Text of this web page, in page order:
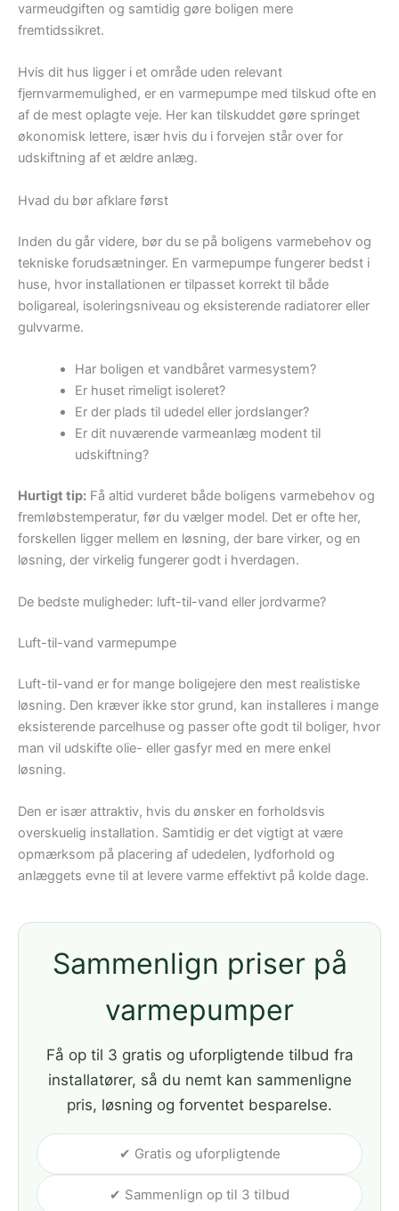
varmeudgiften og samtidig gøre boligen mere
fremtidssikret.
Hvis dit hus ligger i et område uden relevant
fjernvarmemulighed, er en varmepumpe med tilskud ofte en
af de mest oplagte veje. Her kan tilskuddet gøre springet
økonomisk lettere, især hvis du i forvejen står over for
udskiftning af et ældre anlæg.
Hvad du bør afklare først
Inden du går videre, bør du se på boligens varmebehov og
tekniske forudsætninger. En varmepumpe fungerer bedst i
huse, hvor installationen er tilpasset korrekt til både
boligareal, isoleringsniveau og eksisterende radiatorer eller
gulvvarme.
Har boligen et vandbåret varmesystem?
Er huset rimeligt isoleret?
Er der plads til udedel eller jordslanger?
Er dit nuværende varmeanlæg modent til
udskiftning?
Hurtigt tip: Få altid vurderet både boligens varmebehov og
fremløbstemperatur, før du vælger model. Det er ofte her,
forskellen ligger mellem en løsning, der bare virker, og en
løsning, der virkelig fungerer godt i hverdagen.
De bedste muligheder: luft-til-vand eller jordvarme?
Luft-til-vand varmepumpe
Luft-til-vand er for mange boligejere den mest realistiske
løsning. Den kræver ikke stor grund, kan installeres i mange
eksisterende parcelhuse og passer ofte godt til boliger, hvor
man vil udskifte olie- eller gasfyr med en mere enkel
løsning.
Den er især attraktiv, hvis du ønsker en forholdsvis
overskuelig installation. Samtidig er det vigtigt at være
opmærksom på placering af udedelen, lydforhold og
anlæggets evne til at levere varme effektivt på kolde dage.
Sammenlign priser på
varmepumper
Få op til 3 gratis og uforpligtende tilbud fra
installatører, så du nemt kan sammenligne
pris, løsning og forventet besparelse.
✔ Gratis og uforpligtende
✔ Sammenlign op til 3 tilbud